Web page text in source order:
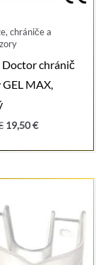
chrániče a
Doctor chránič
MAX,
Pôvodná
bola:
19,50€Aktuálna
je: